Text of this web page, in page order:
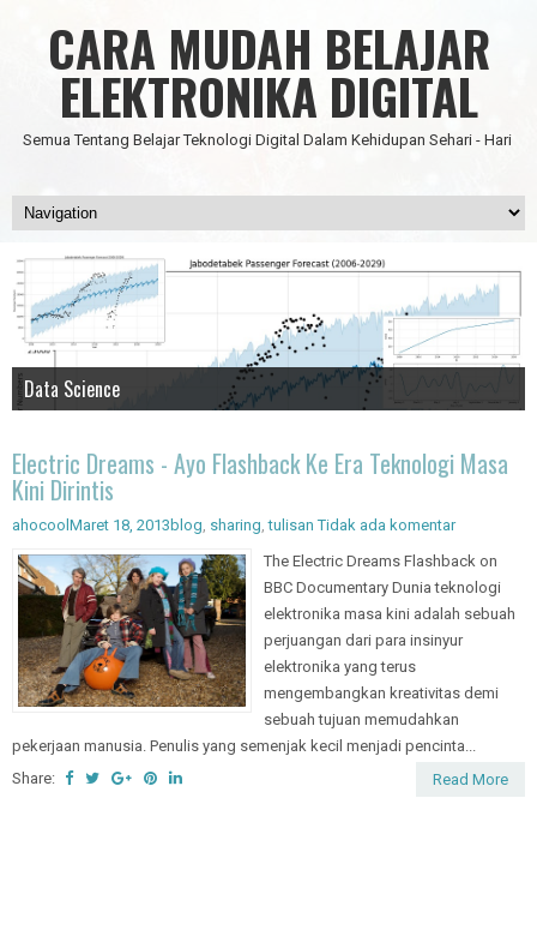
CARA MUDAH BELAJAR
ELEKTRONIKA DIGITAL
Semua Tentang Belajar Teknologi Digital Dalam Kehidupan Sehari - Hari
IC Timer 555 yang Multifungsi
Data Science
JAM DIGITAL 6 DIGIT TANPA MICRO FULL CMOS
Node Red - Kontrol Industri 4.0
Electric Dreams - Ayo Flashback Ke Era Teknologi Masa
Kini Dirintis
ahocool Maret 18, 2013 blog, sharing,tulisan Tidak ada komentar
The Electric Dreams Flashback on
BBC Documentary Dunia teknologi
elektronika masa kini adalah sebuah
perjuangan dari para insinyur
elektronika yang terus
mengembangkan kreativitas demi
sebuah tujuan memudahkan
pekerjaan manusia. Penulis yang semenjak kecil menjadi pencinta...
Share:
Read More